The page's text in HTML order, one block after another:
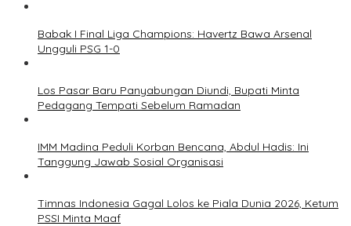
Babak I Final Liga Champions: Havertz Bawa Arsenal
Ungguli PSG 1-0
Los Pasar Baru Panyabungan Diundi, Bupati Minta
Pedagang Tempati Sebelum Ramadan
IMM Madina Peduli Korban Bencana, Abdul Hadis: Ini
Tanggung Jawab Sosial Organisasi
Timnas Indonesia Gagal Lolos ke Piala Dunia 2026, Ketum
PSSI Minta Maaf